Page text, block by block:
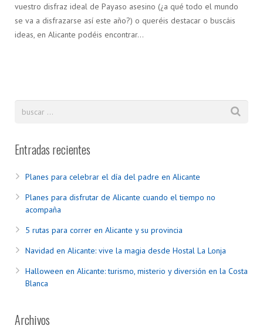
vuestro disfraz ideal de Payaso asesino (¿a qué todo el mundo
se va a disfrazarse así este año?) o queréis destacar o buscáis
ideas, en Alicante podéis encontrar…
Entradas recientes
Planes para celebrar el día del padre en Alicante
Planes para disfrutar de Alicante cuando el tiempo no
acompaña
5 rutas para correr en Alicante y su provincia
Navidad en Alicante: vive la magia desde Hostal La Lonja
Halloween en Alicante: turismo, misterio y diversión en la Costa
Blanca
Archivos